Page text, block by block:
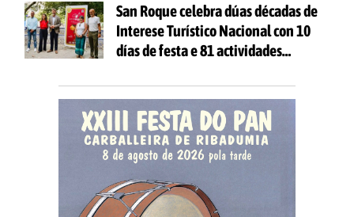
San Roque celebra dúas décadas de
Interese Turístico Nacional con 10
días de festa e 81 actividades